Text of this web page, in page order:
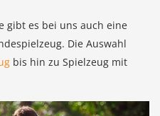
gibt es bei uns auch eine
Die Auswahl
bis hin zu Spielzeug mit